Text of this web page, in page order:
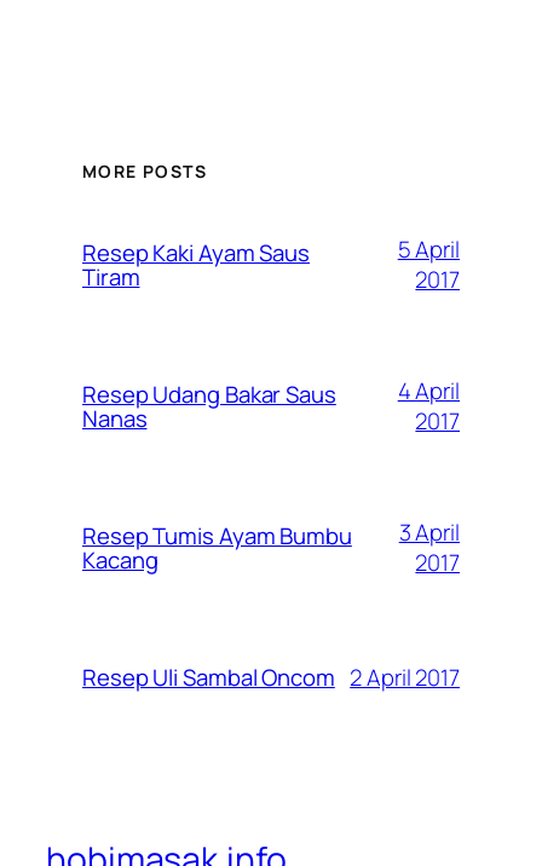
MORE POSTS
Resep Kaki Ayam Saus
Tiram
5 April
2017
Resep Udang Bakar Saus
Nanas
4 April
2017
Resep Tumis Ayam Bumbu
Kacang
3 April
2017
Resep Uli Sambal Oncom 2 April 2017